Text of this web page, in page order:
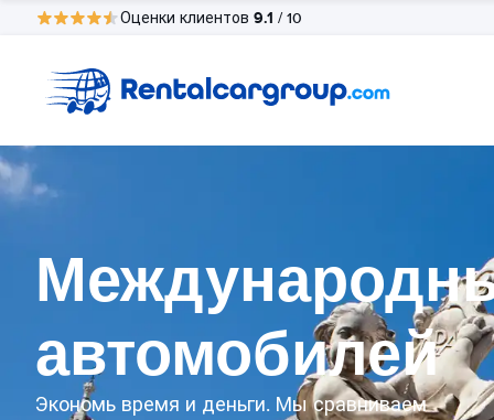
Оценки клиентов 9.1 / 10
автомобилей
Экономь время и деньги. Мы сравниваем